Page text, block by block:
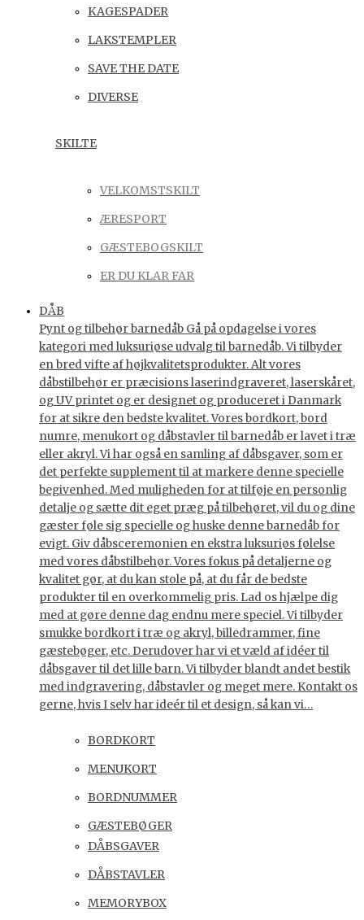
KAGESPADER
LAKSTEMPLER
SAVE THE DATE
DIVERSE
SKILTE
VELKOMSTSKILT
ÆRESPORT
GÆSTEBOGSKILT
ER DU KLAR FAR
DÅB
Pynt og tilbehør barnedåb Gå på opdagelse i vores
kategori med luksuriøse udvalg til barnedåb. Vi tilbyder
en bred vifte af højkvalitetsprodukter. Alt vores
dåbstilbehør er præcisions laserindgraveret, laserskåret,
og UV printet og er designet og produceret i Danmark
for at sikre den bedste kvalitet. Vores bordkort, bord
numre, menukort og dåbstavler til barnedåb er lavet i træ
eller akryl. Vi har også en samling af dåbsgaver, som er
det perfekte supplement til at markere denne specielle
begivenhed. Med muligheden for at tilføje en personlig
detalje og sætte dit eget præg på tilbehøret, vil du og dine
gæster føle sig specielle og huske denne barnedåb for
evigt. Giv dåbsceremonien en ekstra luksuriøs følelse
med vores dåbstilbehør. Vores fokus på detaljerne og
kvalitet gør, at du kan stole på, at du får de bedste
produkter til en overkommelig pris. Lad os hjælpe dig
med at gøre denne dag endnu mere speciel. Vi tilbyder
smukke bordkort i træ og akryl, billedrammer, fine
gæstebøger, etc. Derudover har vi et væld af idéer til
dåbsgaver til det lille barn. Vi tilbyder blandt andet bestik
med indgravering, dåbstavler og meget mere. Kontakt os
gerne, hvis I selv har ideér til et design, så kan vi…
BORDKORT
MENUKORT
BORDNUMMER
GÆSTEBØGER
DÅBSGAVER
DÅBSTAVLER
MEMORYBOX